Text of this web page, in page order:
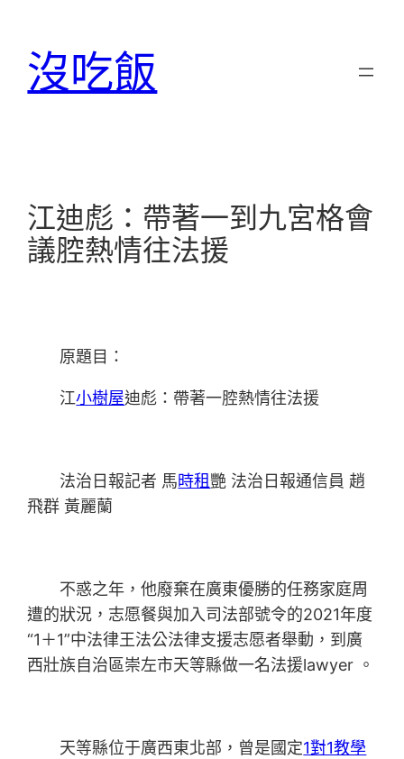
沒吃飯
江迪彪：帶著一到九宮格會
議腔熱情往法援
原題目：
江小樹屋迪彪：帶著一腔熱情往法援
法治日報記者 馬時租艷 法治日報通信員 趙
飛群 黃麗蘭
不惑之年，他廢棄在廣東優勝的任務家庭周
遭的狀況，志愿餐與加入司法部號令的2021年度
“1＋1”中法律王法公法律支援志愿者舉動，到廣
西壯族自治區崇左市天等縣做一名法援lawyer 。
天等縣位于廣西東北部，曾是國定1對1教學